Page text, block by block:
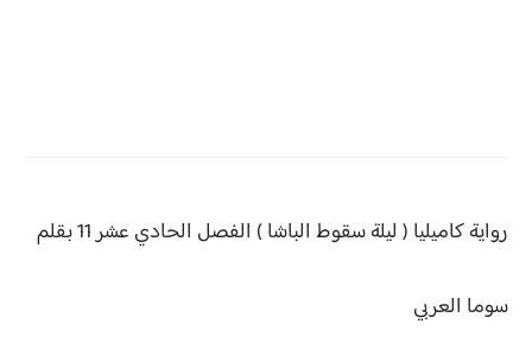
رواية كاميليا ( ليلة سقوط الباشا ) الفصل الحادي عشر 11 بقلم
سوما العربي